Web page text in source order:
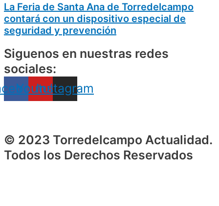
La Feria de Santa Ana de Torredelcampo
contará con un dispositivo especial de
seguridad y prevención
Siguenos en nuestras redes
sociales:
Youtube
Instagram
© 2023 Torredelcampo Actualidad.
Todos los Derechos Reservados